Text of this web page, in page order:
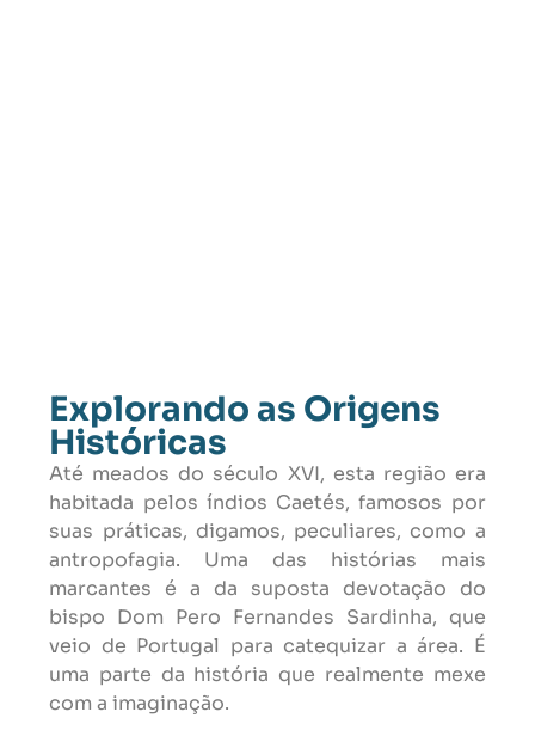
Explorando as Origens
Históricas
Até meados do século XVI, esta região era
habitada pelos índios Caetés, famosos por
suas práticas, digamos, peculiares, como a
antropofagia. Uma das histórias mais
marcantes é a da suposta devotação do
bispo Dom Pero Fernandes Sardinha, que
veio de Portugal para catequizar a área. É
uma parte da história que realmente mexe
com a imaginação.